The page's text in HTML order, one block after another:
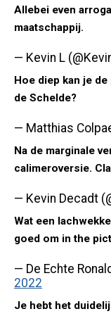
Allebei even
maatschappij.
— Kevin L
Hoe diep kan je
de Schelde?
— Matthias
Na de marginale
calimeroversie.
— Kevin Decadt
Wat een
goed om in the
— De Echte
2022
Je hebt het